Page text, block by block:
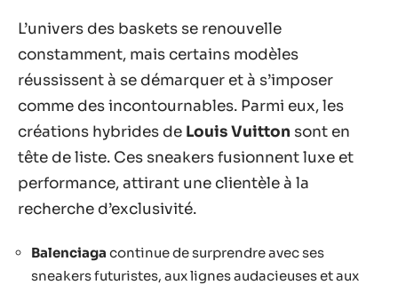
L’univers des baskets se renouvelle
constamment, mais certains modèles
réussissent à se démarquer et à s’imposer
comme des incontournables. Parmi eux, les
créations hybrides de Louis Vuitton sont en
tête de liste. Ces sneakers fusionnent luxe et
performance, attirant une clientèle à la
recherche d’exclusivité.
Balenciaga continue de surprendre avec ses
sneakers futuristes, aux lignes audacieuses et aux